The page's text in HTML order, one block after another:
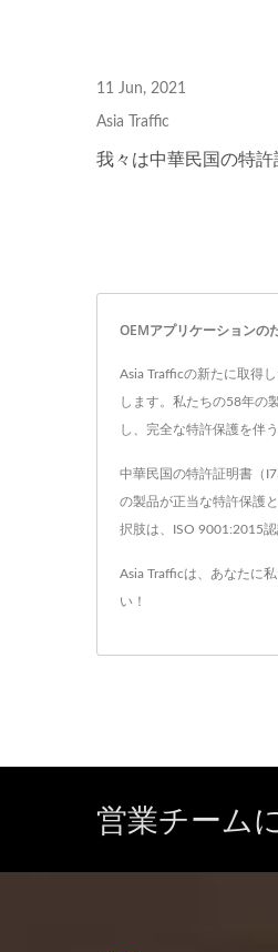
11 Jun, 2021
Asia Traffic
我々は中華民国の特許
人気のイグニッシ
OEMアプリケーションの
Asia Trafficの新たに取得
します。私たちの58年の
し、完全な特許保護を伴
中華民国の特許証明書（
の製品が正当な特許保護
択肢は、ISO 9001:2015
Asia Trafficは、あなたに
い！
営業チーム